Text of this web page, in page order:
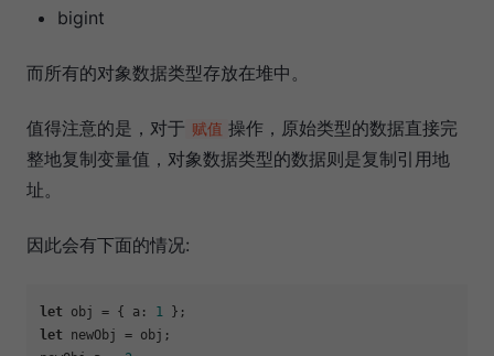
bigint
而所有的对象数据类型存放在堆中。
值得注意的是，对于 赋值 操作，原始类型的数据直接完
整地复制变量值，对象数据类型的数据则是复制引用地
址。
因此会有下面的情况:
let obj = { a : 1
let newObj = obj;